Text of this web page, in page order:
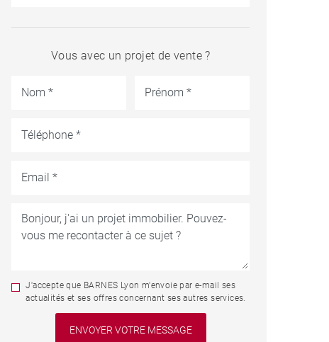
Vous avec un projet de vente ?
J'accepte que BARNES Lyon m'envoie par e-mail ses
actualités et ses offres concernant ses autres services.